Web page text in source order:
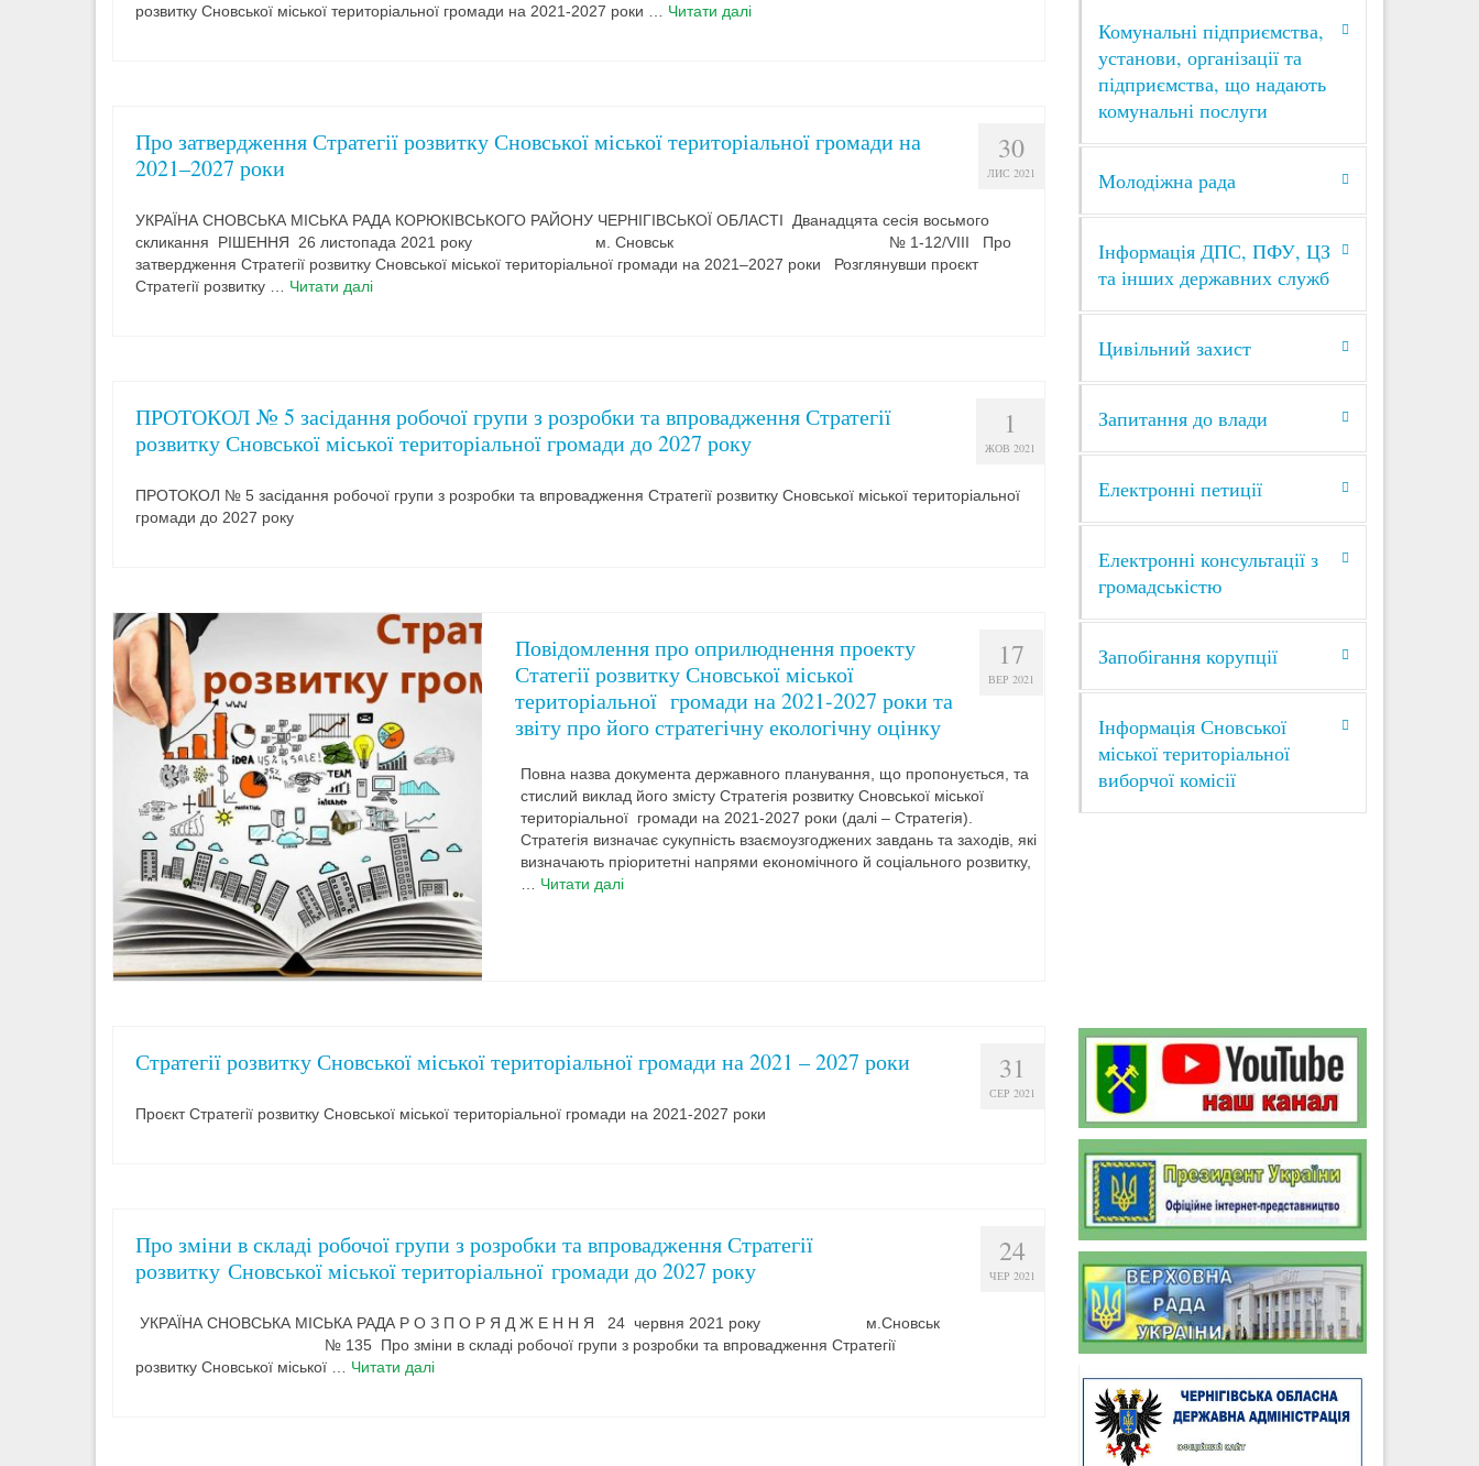
розвитку Сновської міської територіальної громади на 2021-2027 роки … Читати далі
30
ЛИС 2021
Про затвердження Стратегії розвитку Сновської міської територіальної громади на
2021–2027 роки
УКРАЇНА СНОВСЬКА МІСЬКА РАДА КОРЮКІВСЬКОГО РАЙОНУ ЧЕРНІГІВСЬКОЇ ОБЛАСТІ Дванадцята сесія восьмого
скликання РІШЕННЯ 26 листопада 2021 року м. Сновськ № 1­­­-12/VІІІ Про
затвердження Стратегії розвитку Сновської міської територіальної громади на 2021–2027 роки Розглянувши проєкт
Стратегії розвитку … Читати далі
1
ЖОВ 2021
ПРОТОКОЛ № 5 засідання робочої групи з розробки та впровадження Стратегії
розвитку Сновської міської територіальної громади до 2027 року
ПРОТОКОЛ № 5 засідання робочої групи з розробки та впровадження Стратегії розвитку Сновської міської територіальної
громади до 2027 року
17
ВЕР 2021
Повідомлення про оприлюднення проекту
Статегії розвитку Сновської міської
територіальної громади на 2021-2027 роки та
звіту про його стратегічну екологічну оцінку
Повна назва документа державного планування, що пропонується, та
стислий виклад його змісту Стратегія розвитку Сновської міської
територіальної громади на 2021-2027 роки (далі – Стратегія).
Стратегія визначає сукупність взаємоузгоджених завдань та заходів, які
визначають пріоритетні напрями економічного й соціального розвитку,
Читати далі
31
СЕР 2021
Стратегії розвитку Сновської міської територіальної громади на 2021 – 2027 роки
Проєкт Стратегії розвитку Сновської міської територіальної громади на 2021-2027 роки
24
ЧЕР 2021
Про зміни в складі робочої групи з розробки та впровадження Стратегії
розвитку Сновської міської територіальної громади до 2027 року
УКРАЇНА СНОВСЬКА МІСЬКА РАДА Р О З П О Р Я Д Ж Е Н Н Я 24 червня 2021 року м.Сновськ
№ 135 Про зміни в складі робочої групи з розробки та впровадження Стратегії
розвитку Сновської міської … Читати далі
Комунальні підприємства,
установи, організації та
підприємства, що надають
комунальні послуги
Молодіжна рада
Інформація ДПС, ПФУ, ЦЗ
та інших державних служб
Цивільний захист
Запитання до влади
Електронні петиції
Електронні консультації з
громадськістю
Запобігання корупції
Інформація Сновської
міської територіальної
виборчої комісії